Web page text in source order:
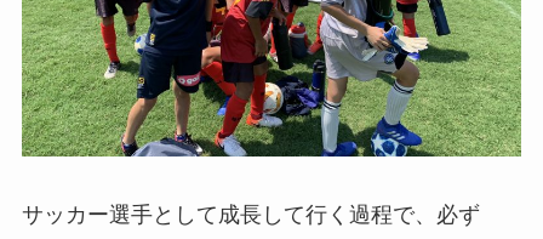
サッカー選手として成長して行く過程で、必ず